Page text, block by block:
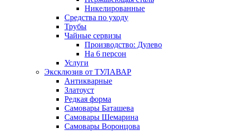
Никелированные
Средства по уходу
Трубы
Чайные сервизы
Производство: Дулево
На 6 персон
Услуги
Эксклюзив от ТУЛАВАР
Антикварные
Златоуст
Редкая форма
Самовары Баташева
Самовары Шемарина
Самовары Воронцова